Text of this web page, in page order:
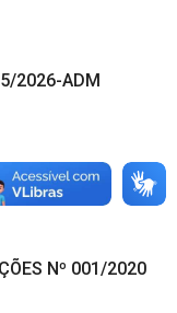
2026-ADM
Nº 001/2020